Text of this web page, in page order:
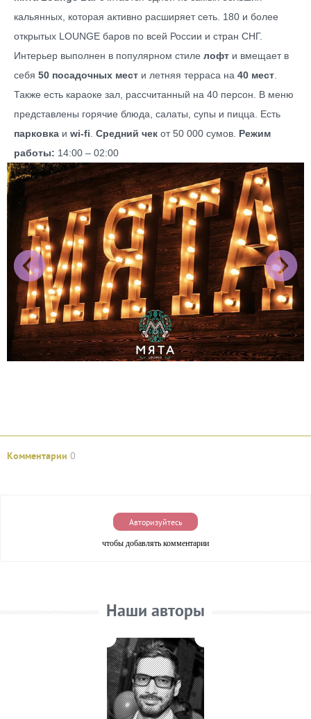
кальянных, которая активно расширяет сеть. 180 и более
открытых LOUNGE баров по всей России и стран СНГ.
Интерьер выполнен в популярном стиле лофт и вмещает в
себя 50 посадочных мест и летняя терраса на 40 мест
Также есть караоке зал, рассчитанный на 40 персон. В меню
представлены горячие блюда, салаты, супы и пицца. Есть
парковка и wi-fi Средний чек от 50 000 сумов. Режим
работы: 14:00 – 02:00
Комментарии 0
Авторизуйтесь
чтобы добавлять комментарии
Наши авторы